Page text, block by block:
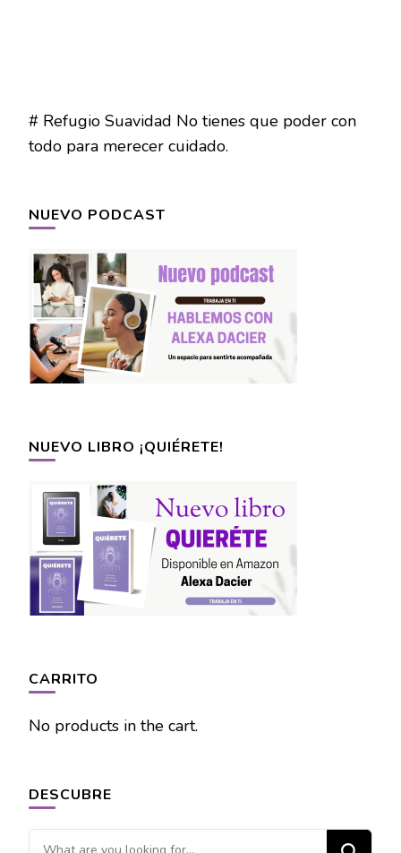
# Refugio Suavidad No tienes que poder con
todo para merecer cuidado.
NUEVO PODCAST
NUEVO LIBRO ¡QUIÉRETE!
CARRITO
No products in the cart.
DESCUBRE
Looking